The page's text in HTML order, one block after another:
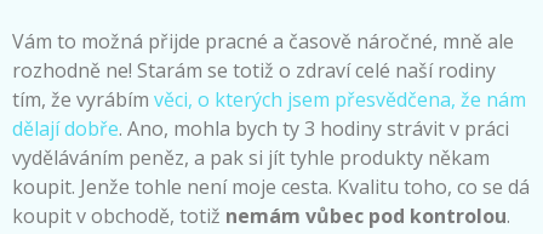
Vám to možná přijde pracné a časově náročné, mně ale
rozhodně ne! Starám se totiž o zdraví celé naší rodiny
tím, že vyrábím věci, o kterých jsem přesvědčena, že nám
dělají dobře. Ano, mohla bych ty 3 hodiny strávit v práci
vyděláváním peněz, a pak si jít tyhle produkty někam
koupit. Jenže tohle není moje cesta. Kvalitu toho, co se dá
koupit v obchodě, totiž nemám vůbec pod kontrolou.